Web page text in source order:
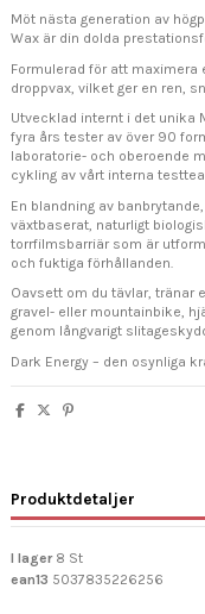
Möt nästa generation av
Wax är din dolda
Formulerad för att
droppvax, vilket ger en ren,
Utvecklad internt i det unika
fyra års tester av över 90
laboratorie- och oberoende
cykling av vårt interna
En blandning av
växtbaserat, naturligt
torrfilmsbarriär som är
och fuktiga förhållanden.
Oavsett om du tävlar, tränar
gravel- eller mountainbike,
genom långvarigt
Dark Energy – den osynliga
Produktdetaljer
I lager 8 St
ean13 5037835226256